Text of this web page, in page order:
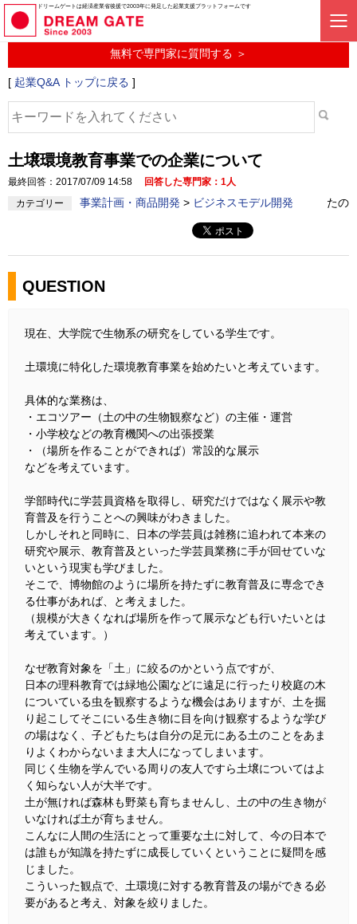
ドリームゲートは経済産業省後援で2003年に発足した起業支援プラットフォームです
起業に関するみんなの質問投稿サービス
起業Q&A
無料で専門家に質問する ＞
[ 起業Q&A トップに戻る ]
土壌環境教育事業での企業について
最終回答：2017/07/09 14:58
回答した専門家：1人
カテゴリー
事業計画・商品開発 > ビジネスモデル開発 たの
QUESTION
現在、大学院で生物系の研究をしている学生です。
土環境に特化した環境教育事業を始めたいと考えています。
具体的な業務は、
・エコツアー（土の中の生物観察など）の主催・運営
・小学校などの教育機関への出張授業
・（場所を作ることができれば）常設的な展示
などを考えています。
学部時代に学芸員資格を取得し、研究だけではなく展示や教
育普及を行うことへの興味がわきました。
しかしそれと同時に、日本の学芸員は雑務に追われて本来の
研究や展示、教育普及といった学芸員業務に手が回せていな
いという現実も学びました。
そこで、博物館のように場所を持たずに教育普及に専念でき
る仕事があれば、と考えました。
（規模が大きくなれば場所を作って展示なども行いたいとは
考えています。）
なぜ教育対象を「土」に絞るのかという点ですが、
日本の理科教育では緑地公園などに遠足に行ったり校庭の木
についている虫を観察するような機会はありますが、土を掘
り起こしてそこにいる生き物に目を向け観察するような学び
の場はなく、子どもたちは自分の足元にある土のことをあま
りよくわからないまま大人になってしまいます。
同じく生物を学んでいる周りの友人ですら土壌についてはよ
く知らない人が大半です。
土が無ければ森林も野菜も育ちませんし、土の中の生き物が
いなければ土が育ちません。
こんなに人間の生活にとって重要な土に対して、今の日本で
は誰もが知識を持たずに成長していくということに疑問を感
じました。
こういった観点で、土環境に対する教育普及の場ができる必
要があると考え、対象を絞りました。